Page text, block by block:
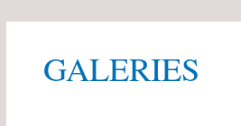
GALERIES